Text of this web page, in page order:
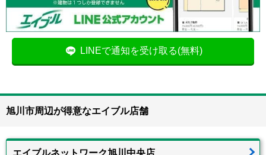
LINEで通知を受け取る(無料)
旭川市周辺が得意なエイブル店舗